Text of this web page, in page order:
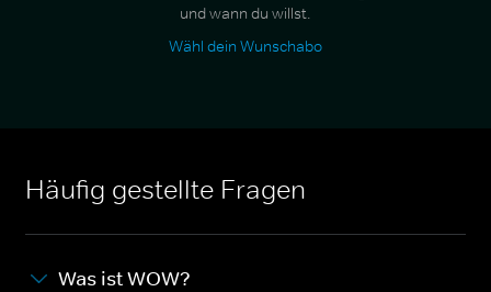
und wann du willst.
Wähl dein Wunschabo
Häufig gestellte Fragen
Was ist WOW?